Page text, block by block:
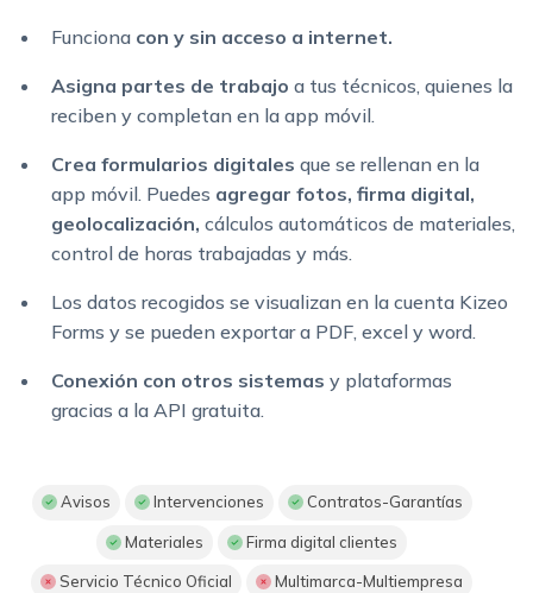
Funciona con y sin acceso a internet.
Asigna partes de trabajo a tus técnicos, quienes la
reciben y completan en la app móvil.
Crea formularios digitales que se rellenan en la
app móvil. Puedes agregar fotos, firma digital,
geolocalización, cálculos automáticos de materiales,
control de horas trabajadas y más.
Los datos recogidos se visualizan en la cuenta Kizeo
Forms y se pueden exportar a PDF, excel y word.
Conexión con otros sistemas y plataformas
gracias a la API gratuita.
Avisos Intervenciones Contratos-Garantías
Materiales Firma digital clientes
Servicio Técnico Oficial Multimarca-Multiempresa